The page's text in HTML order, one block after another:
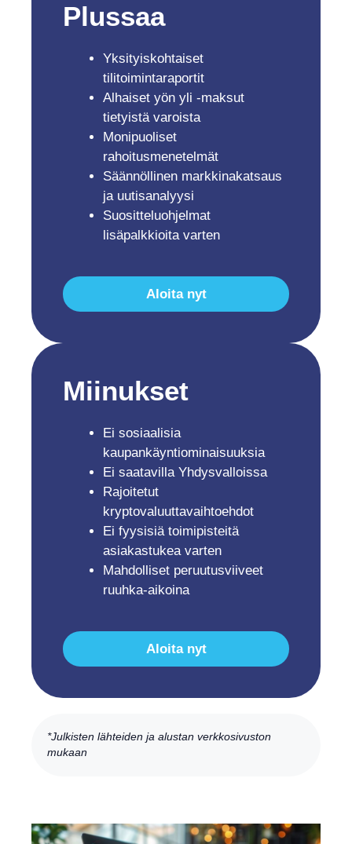
Plussaa
Yksityiskohtaiset
tilitoimintaraportit
Alhaiset yön yli -maksut
tietyistä varoista
Monipuoliset
rahoitusmenetelmät
Säännöllinen markkinakatsaus
ja uutisanalyysi
Suositteluohjelmat
lisäpalkkioita varten
Aloita nyt
Miinukset
Ei sosiaalisia
kaupankäyntiominaisuuksia
Ei saatavilla Yhdysvalloissa
Rajoitetut
kryptovaluuttavaihtoehdot
Ei fyysisiä toimipisteitä
asiakastukea varten
Mahdolliset peruutusviiveet
ruuhka-aikoina
Aloita nyt
*Julkisten lähteiden ja alustan verkkosivuston
mukaan